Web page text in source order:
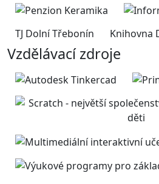
TJ Dolní Třebonín Knihovna
Vzdělávací zdroje